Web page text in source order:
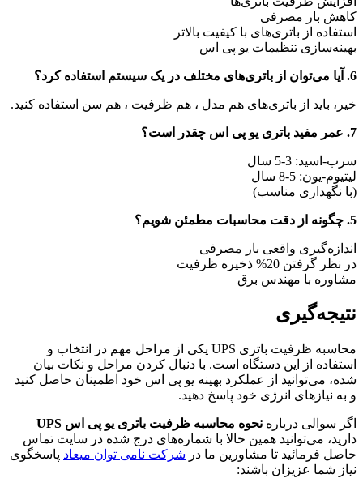
کاهش بار مصرفی
استفاده از باتری‌های با کیفیت بالاتر
بهینه‌سازی تنظیمات یو پی اس
6. آیا می‌توان از باتری‌های مختلف در یک سیستم استفاده کرد؟
خیر، باید از باتری‌های هم مدل ، هم ظرفیت ، هم سن استفاده کنید.
7. عمر مفید باتری یو پی اس چقدر است؟
سرب-اسید: 3-5 سال
لیتیوم-یون: 5-8 سال
(با نگهداری مناسب)
5. چگونه از دقت محاسبات مطمئن شویم؟
اندازه‌گیری واقعی بار مصرفی
در نظر گرفتن 20% ذخیره ظرفیت
مشاوره با مهندس برق
نتیجه‌گیری
محاسبه ظرفیت باتری UPS یکی از مراحل مهم در انتخاب و
استفاده از این دستگاه است. با دنبال کردن مراحل و نکات بیان
شده، می‌توانید از عملکرد بهینه یو پی اس خود اطمینان حاصل کنید
و به نیازهای انرژی خود پاسخ دهید.
اگر سوالی درباره نحوه محاسبه ظرفیت باتری یو پی اس UPS
دارید، می‌توانید همین حالا با شماره‌های درج شده در سایت تماس
حاصل فرمائید تا مشاورین ما در شرکت نامی توان میعاد پاسخگوی
نیاز شما عزیزان باشند: